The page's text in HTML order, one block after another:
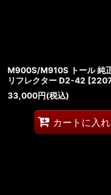
M900S/M910S トール 純
リフレクター D2-42 [
33,000円(税込)
カートに入